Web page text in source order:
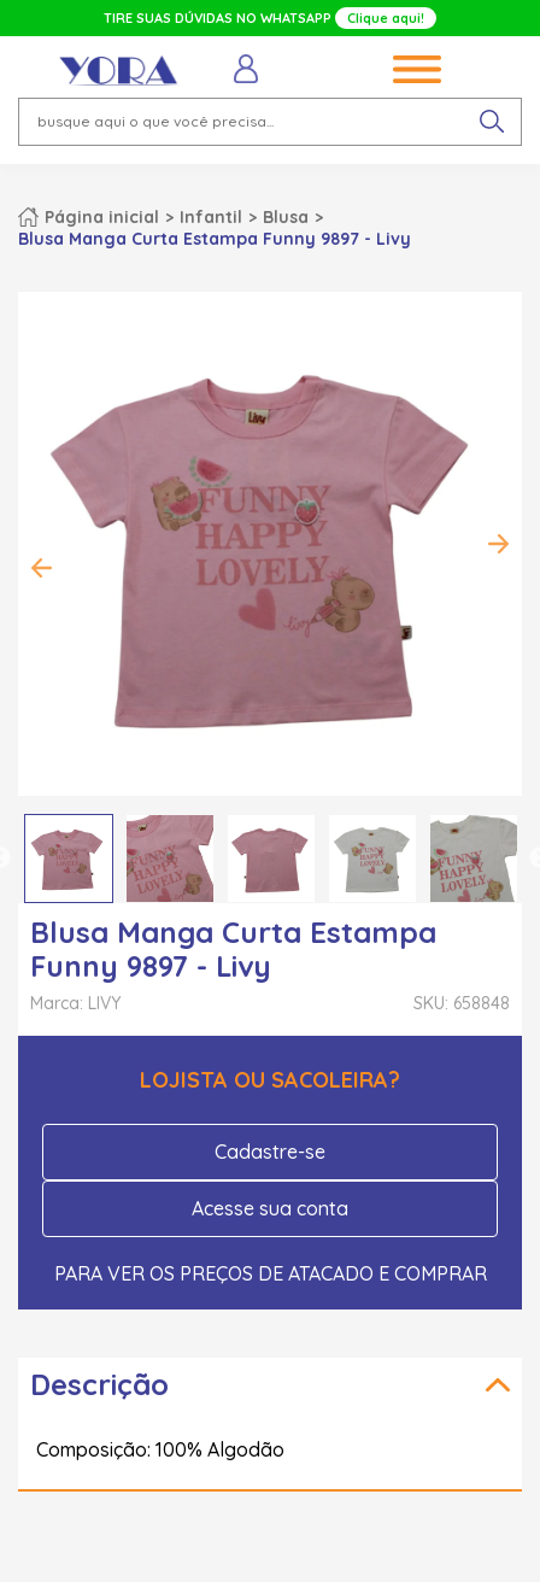
TIRE SUAS DÚVIDAS NO WHATSAPP Clique aqui!
Página inicial Infantil
Blusa
Blusa Manga Curta Estampa Funny 9897 - Livy
Blusa Manga Curta Estampa
Funny 9897 - Livy
SKU: 658848
Marca: LIVY
LOJISTA OU SACOLEIRA?
Cadastre-se
Acesse sua conta
PARA VER OS PREÇOS DE ATACADO E COMPRAR
Descrição
Composição: 100% Algodão